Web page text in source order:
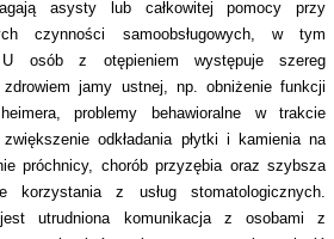
asysty lub całkowitej pomocy przy
czynności samoobsługowych, w tym
U osób z otępieniem występuje szereg
jamy ustnej, np. obniżenie funkcji
problemy behawioralne w trakcie
odkładania płytki i kamienia na
próchnicy, chorób przyzębia oraz szybsza
korzystania z usług stomatologicznych.
jest utrudniona komunikacja z osobami z